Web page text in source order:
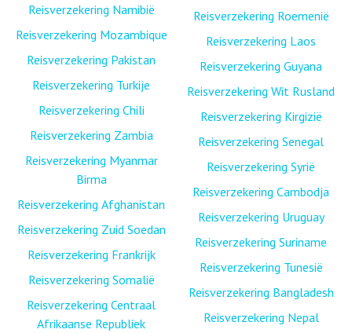
Reisverzekering Namibië
Reisverzekering Mozambique
Reisverzekering Pakistan
Reisverzekering Turkije
Reisverzekering Chili
Reisverzekering Zambia
Reisverzekering Myanmar
Birma
Reisverzekering Afghanistan
Reisverzekering Zuid Soedan
Reisverzekering Frankrijk
Reisverzekering Somalië
Reisverzekering Centraal
Afrikaanse Republiek
Reisverzekering Roemenië
Reisverzekering Laos
Reisverzekering Guyana
Reisverzekering Wit Rusland
Reisverzekering Kirgizië
Reisverzekering Senegal
Reisverzekering Syrië
Reisverzekering Cambodja
Reisverzekering Uruguay
Reisverzekering Suriname
Reisverzekering Tunesië
Reisverzekering Bangladesh
Reisverzekering Nepal